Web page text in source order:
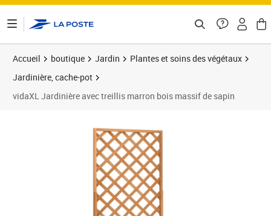
Accueil boutique Jardin
Plantes et soins des végétaux
Jardinière, cache-pot
vidaXL Jardinière avec treillis marron bois massif de sapin